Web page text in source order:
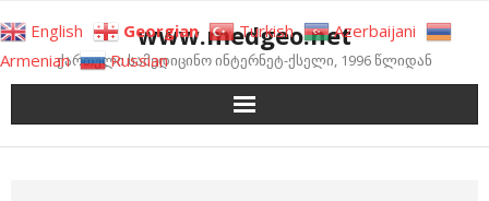
to
content
www.medgeo.net
ქართული სამედიცინო ინტერნეტ-ქსელი, 1996 წლიდან
English Georgian Turkish
Azerbaijani
Armenian
Russian